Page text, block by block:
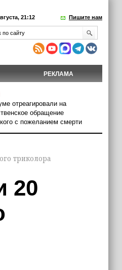
21:12 Пишите нам
РЕКЛАМА
отреагировали на
обращение
с пожеланием смерти
триколора
20